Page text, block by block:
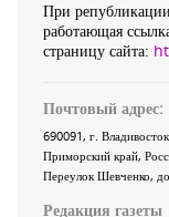
При
работающая
страницу сайта:
Почтовый адрес:
690091, г. Владивосток
Приморский край,
Переулок Шевченко,
Редакция газеты